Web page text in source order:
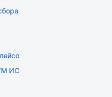
данных (ТСД)
Wildberries
ИСУМТ